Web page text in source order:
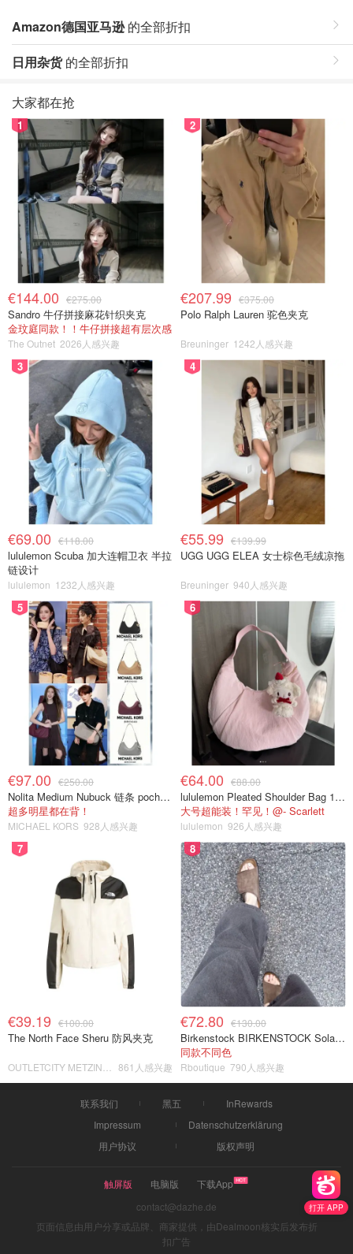
Amazon德国亚马逊的全部折扣
日用杂货的全部折扣
打开 APP
大家都在抢
1
€144.00 €275.00
Sandro 牛仔拼接麻花针织夹克
金玟庭同款！！牛仔拼接超有层次感
The Outnet 2026人感兴趣
2
€207.99 €375.00
Polo Ralph Lauren 驼色夹克
Breuninger 1242人感兴趣
3
€69.00 €118.00
lululemon Scuba 加大连帽卫衣 半拉
链设计
lululemon 1232人感兴趣
4
€55.99 €139.99
UGG UGG ELEA 女士棕色毛绒凉拖
Breuninger 940人感兴趣
5
€97.00 €250.00
Nolita Medium Nubuck 链条 pochette
超多明星都在背！
MICHAEL KORS 928人感兴趣
6
€64.00 €88.00
lululemon Pleated Shoulder Bag 10L 单肩包
大号超能装！罕见！@- Scarlett
lululemon 926人感兴趣
7
€39.19 €100.00
The North Face Sheru 防风夹克
861人感兴趣
8
€72.80 €130.00
Birkenstock BIRKENSTOCK Solana 麂皮皮革凉拖
同款不同色
Rboutique 790人感兴趣
联系我们 黑五
InRewards
Impressum
Datenschutzerklärung
用户协议
版权声明
触屏版 电脑版
下载App
contact@dazhe.de
页面信息由用户分享或品牌、商家提供，由Dealmoon核实后发布折
扣广告